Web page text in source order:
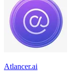
Atlancer.ai